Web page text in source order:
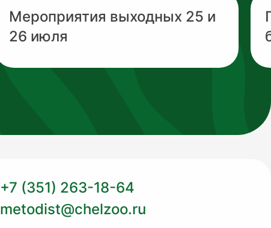
Мероприятия выходных 25 и
26 июля
+7 (351) 263-18-64
metodist@chelzoo.ru